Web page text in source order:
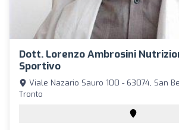
Dott. Lorenzo Ambrosini
Sportivo
Viale Nazario Sauro 100 - 63074, San
Tronto